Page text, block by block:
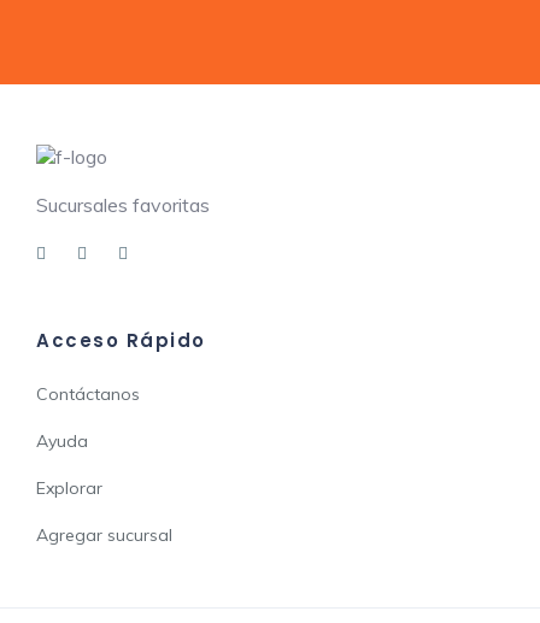
Sucursales favoritas
Acceso Rápido
Contáctanos
Ayuda
Explorar
Agregar sucursal